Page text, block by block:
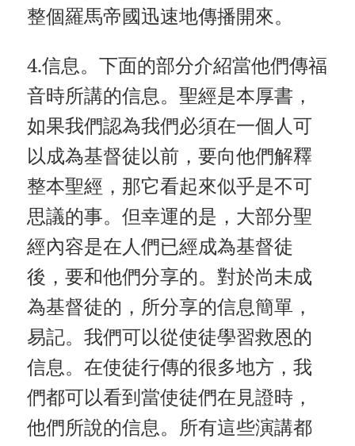
整個羅馬帝國迅速地傳播開來。
4.信息。下面的部分介紹當他們傳福
音時所講的信息。聖經是本厚書，
如果我們認為我們必須在一個人可
以成為基督徒以前，要向他們解釋
整本聖經，那它看起來似乎是不可
思議的事。但幸運的是，大部分聖
經內容是在人們已經成為基督徒
後，要和他們分享的。對於尚未成
為基督徒的，所分享的信息簡單，
易記。我們可以從使徒學習救恩的
信息。在使徒行傳的很多地方，我
們都可以看到當使徒們在見證時，
他們所說的信息。所有這些演講都